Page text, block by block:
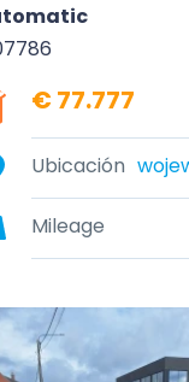
€ 77.777
Ubicación
Mileage